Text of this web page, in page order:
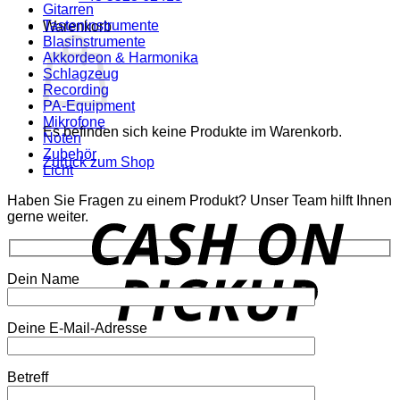
Warenkorb
Es befinden sich keine Produkte im Warenkorb.
Zurück zum Shop
Gitarren
Tasteninstrumente
Blasinstrumente
Akkordeon & Harmonika
Schlagzeug
Recording
PA-Equipment
Mikrofone
Noten
Zubehör
Licht
Haben Sie Fragen zu einem Produkt? Unser Team hilft Ihnen
gerne weiter.
Dein Name
Deine E-Mail-Adresse
Betreff